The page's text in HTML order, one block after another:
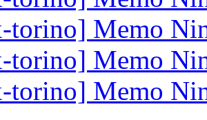
torino] Memo
torino] Memo
torino] Memo